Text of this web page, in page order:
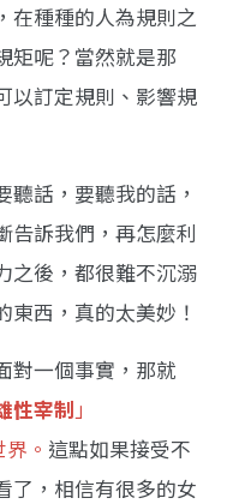
在種種的人為規則之
矩呢？當然就是那
以訂定規則、影響規
話，要聽我的話，
告訴我們，再怎麼利
之後，都很難不沉溺
西，真的太美妙！
對一個事實，那就
性宰制」
。 這點如果接受不
了，相信有很多的女